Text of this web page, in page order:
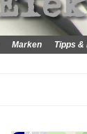
Marken Tipps &